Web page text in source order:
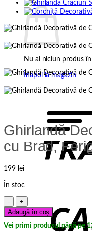
Nu ai niciun produs în
Înapoi la magazin
Ghirlandă
cu Brad,
199 lei
În stoc
Cantitate
Ghirlandă
Decorativă
de
Adaugă în coș
Vei primi produsul până pe